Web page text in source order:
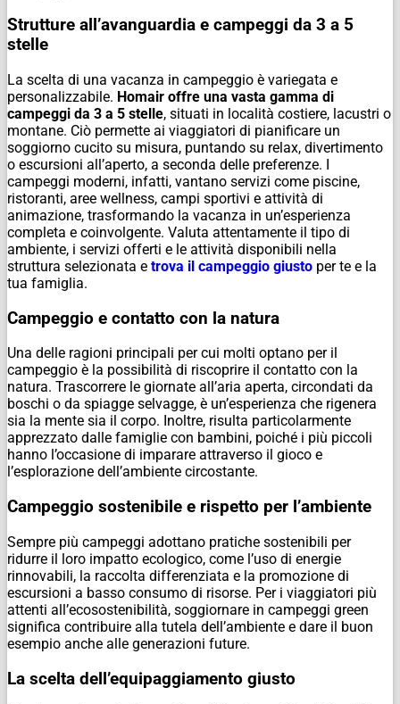
Strutture all’avanguardia e campeggi da 3 a 5
stelle
La scelta di una vacanza in campeggio è variegata e
personalizzabile. Homair offre una vasta gamma di
campeggi da 3 a 5 stelle, situati in località costiere, lacustri o
montane. Ciò permette ai viaggiatori di pianificare un
soggiorno cucito su misura, puntando su relax, divertimento
o escursioni all’aperto, a seconda delle preferenze. I
campeggi moderni, infatti, vantano servizi come piscine,
ristoranti, aree wellness, campi sportivi e attività di
animazione, trasformando la vacanza in un’esperienza
completa e coinvolgente. Valuta attentamente il tipo di
ambiente, i servizi offerti e le attività disponibili nella
struttura selezionata e trova il campeggio giusto per te e la
tua famiglia.
Campeggio e contatto con la natura
Una delle ragioni principali per cui molti optano per il
campeggio è la possibilità di riscoprire il contatto con la
natura. Trascorrere le giornate all’aria aperta, circondati da
boschi o da spiagge selvagge, è un’esperienza che rigenera
sia la mente sia il corpo. Inoltre, risulta particolarmente
apprezzato dalle famiglie con bambini, poiché i più piccoli
hanno l’occasione di imparare attraverso il gioco e
l’esplorazione dell’ambiente circostante.
Campeggio sostenibile e rispetto per l’ambiente
Sempre più campeggi adottano pratiche sostenibili per
ridurre il loro impatto ecologico, come l’uso di energie
rinnovabili, la raccolta differenziata e la promozione di
escursioni a basso consumo di risorse. Per i viaggiatori più
attenti all’ecosostenibilità, soggiornare in campeggi green
significa contribuire alla tutela dell’ambiente e dare il buon
esempio anche alle generazioni future.
La scelta dell’equipaggiamento giusto